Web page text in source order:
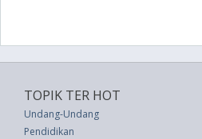
TOPIK TER HOT
Undang-Undang
Pendidikan